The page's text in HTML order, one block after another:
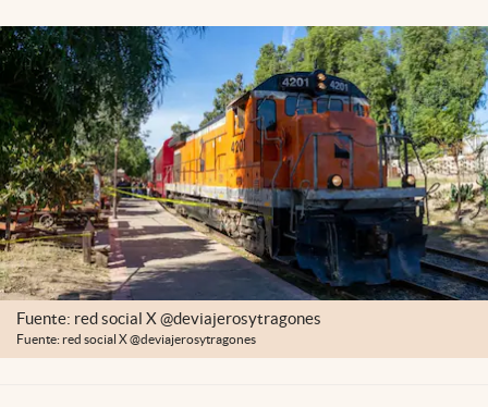
Mediakit
abre en nueva pestaña
México
Fuente: red social X @deviajerosytragones
Fuente: red social X @deviajerosytragones